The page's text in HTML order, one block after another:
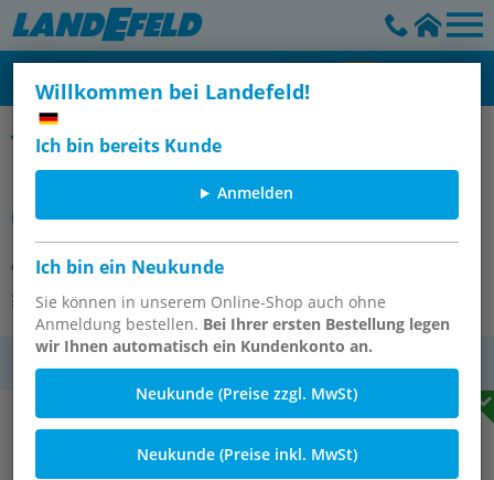
Willkommen bei Landefeld!
Ich bin bereits Kunde
Anmelden
Ich bin ein Neukunde
Sie können in unserem Online-Shop auch ohne
Anmeldung bestellen. Bei Ihrer ersten Bestellung legen
wir Ihnen automatisch ein Kundenkonto an.
Neukunde (Preise zzgl. MwSt)
Neukunde (Preise inkl. MwSt)
Kombigriffe für Kugelhähne aus Messing vernickelt
Kombigriff-rot, Größe 4, Standard
(Stahl verzinkt und lackiert)
Artikelnummer: KOMBI 4 S ROT
Andere Varianten des Artikels
MwSt.